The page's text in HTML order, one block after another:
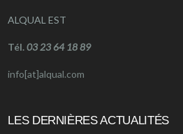
ALQUAL EST
Tél.03 23 64 18 89
info[at]alqual.com
LES DERNIÈRES ACTUALITÉS